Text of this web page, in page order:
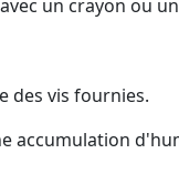
un crayon ou
des vis fournies.
accumulation